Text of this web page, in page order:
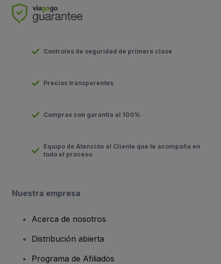
Controles de seguridad de primera clase
Precios transparentes
Compras con garantía al 100%
Equipo de Atención al Cliente que te acompaña en
todo el proceso
Nuestra empresa
Acerca de nosotros
Distribución abierta
Programa de Afiliados